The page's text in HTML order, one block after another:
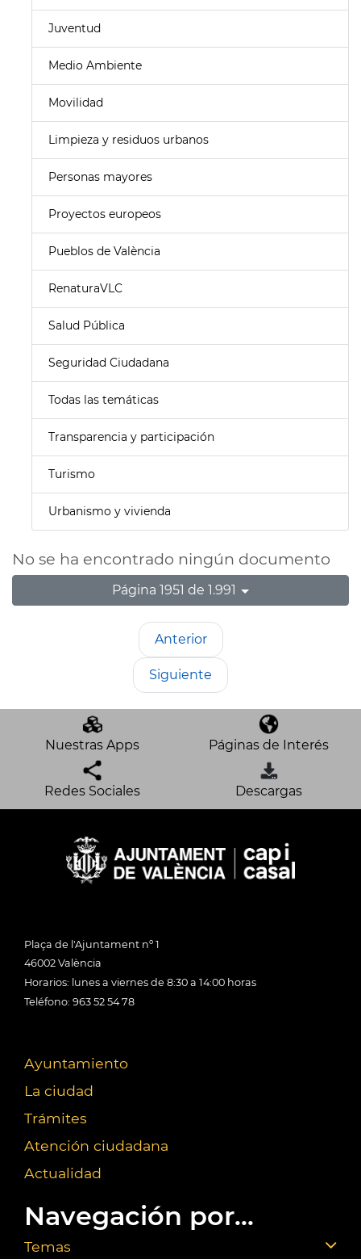
Juventud
Medio Ambiente
Movilidad
Limpieza y residuos urbanos
Personas mayores
Proyectos europeos
Pueblos de València
RenaturaVLC
Salud Pública
Seguridad Ciudadana
Todas las temáticas
Transparencia y participación
Turismo
Urbanismo y vivienda
No se ha encontrado ningún documento
Página 1951 de 1.991
Anterior
Siguiente
Nuestras Apps Páginas de Interés
Redes Sociales Descargas
Plaça de l'Ajuntament nº 1
46002 València
Horarios: lunes a viernes de 8:30 a 14:00 horas
Teléfono: 963 52 54 78
Ayuntamiento
La ciudad
Trámites
Atención ciudadana
Actualidad
Navegación por...
Temas